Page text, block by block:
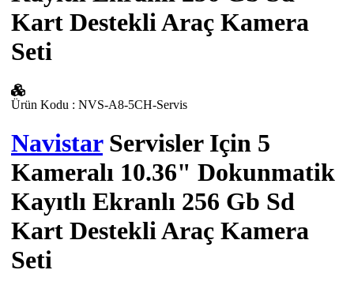
Kart Destekli Araç Kamera
Seti
Ürün Kodu : NVS-A8-5CH-Servis
NavistarServisler Için 5
Kameralı 10.36" Dokunmatik
Kayıtlı Ekranlı 256 Gb Sd
Kart Destekli Araç Kamera
Seti